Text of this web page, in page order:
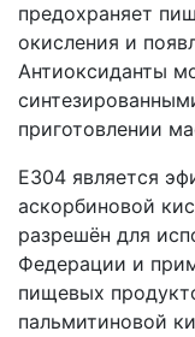
предохраняет
окисления и
Антиоксиданты
приготовлении
Е304 является
аскорбиновой
разрешён для
Федерации и
пищевых
пальмитиновой